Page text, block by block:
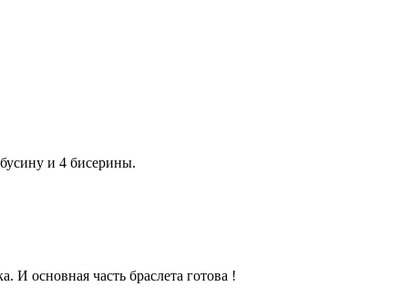
и 4 бисерины.
И основная часть браслета готова !